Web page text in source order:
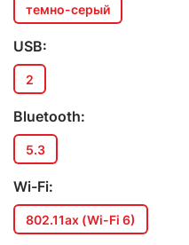
темно-серый
USB:
2
Bluetooth:
5.3
Wi-Fi:
802.11ax (Wi-Fi 6)